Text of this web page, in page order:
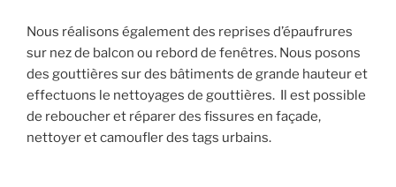
Nous réalisons également des reprises d’épaufrures
sur nez de balcon ou rebord de fenêtres. Nous posons
des gouttières sur des bâtiments de grande hauteur et
effectuons le nettoyages de gouttières. Il est possible
de reboucher et réparer des fissures en façade,
nettoyer et camoufler des tags urbains.